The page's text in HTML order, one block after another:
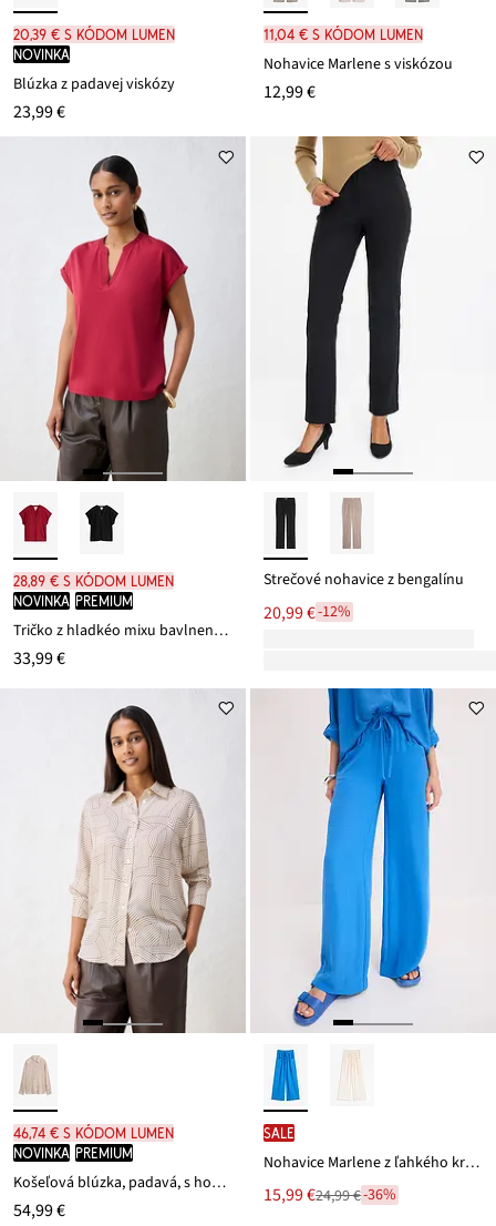
20,39 € s kódom LUMEN
novinka
Blúzka z padavej viskózy
23,99 €
11,04 € s kódom LUMEN
Nohavice Marlene s viskózou
12,99 €
28,89 € s kódom LUMEN
novinka PREMIUM
Tričko z hladkéo mixu bavlneného hodvábu
33,99 €
Strečové nohavice z bengalínu
20,99 €-12%
46,74 € s kódom LUMEN
novinka PREMIUM
Košeľová blúzka, padavá, s hodvábom
54,99 €
SALE
Nohavice Marlene z ľahkého krepu
Nová
cena
15,99 €
Zľava 24,99 €-36%